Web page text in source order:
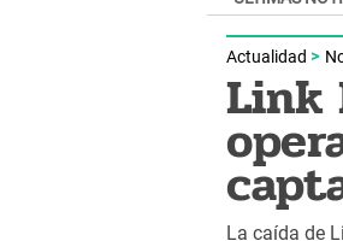
Actualidad
Link
La caída de